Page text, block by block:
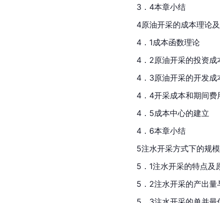
3．4本章小结
4原油开采的成本理论
4．1成本函数理论
4．2原油开采的投资成
4．3原油开采的开发成
4．4开采成本和期间费
4．5成本中心的建立
4．6本章小结
5注水开采方式下的规
5．1注水开采的特点及
5．2注水开采的产出